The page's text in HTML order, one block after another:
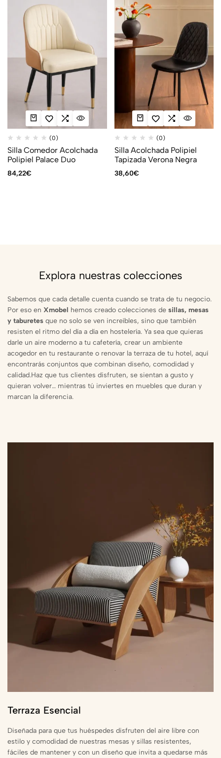
(0)
Silla Comedor Acolchada
Polipiel Palace Duo
84,22€
(0)
Silla Acolchada Polipiel
Tapizada Verona Negra
38,60€
Explora nuestras colecciones
Sabemos que cada detalle cuenta cuando se trata de tu negocio.
Por eso en Xmobel hemos creado colecciones de sillas, mesas
y taburetes que no solo se ven increíbles, sino que también
resisten el ritmo del día a día en hostelería. Ya sea que quieras
darle un aire moderno a tu cafetería, crear un ambiente
acogedor en tu restaurante o renovar la terraza de tu hotel, aquí
encontrarás conjuntos que combinan diseño, comodidad y
calidad.Haz que tus clientes disfruten, se sientan a gusto y
quieran volver… mientras tú inviertes en muebles que duran y
marcan la diferencia.
Terraza Esencial
Diseñada para que tus huéspedes disfruten del aire libre con
estilo y comodidad de nuestras mesas y sillas resistentes,
fáciles de mantener y con un diseño que invita a quedarse más